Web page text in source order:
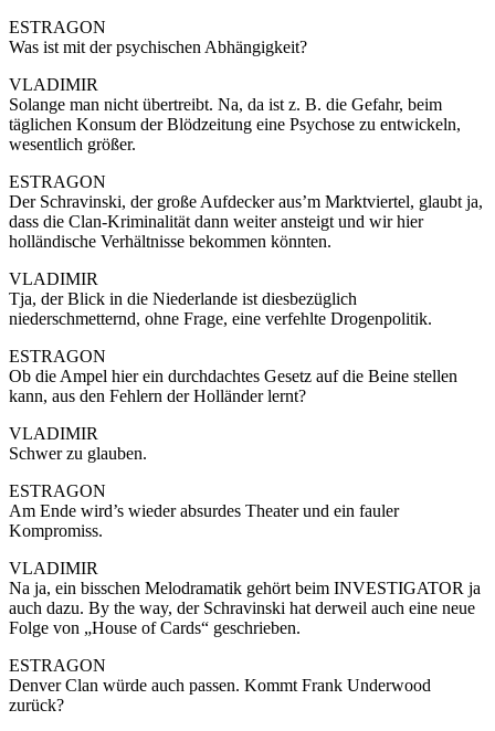
ESTRAGON
Was ist mit der psychischen Abhängigkeit?
VLADIMIR
Solange man nicht übertreibt. Na, da ist z. B. die Gefahr, beim
täglichen Konsum der Blödzeitung eine Psychose zu entwickeln,
wesentlich größer.
ESTRAGON
Der Schravinski, der große Aufdecker aus’m Marktviertel, glaubt ja,
dass die Clan-Kriminalität dann weiter ansteigt und wir hier
holländische Verhältnisse bekommen könnten.
VLADIMIR
Tja, der Blick in die Niederlande ist diesbezüglich
niederschmetternd, ohne Frage, eine verfehlte Drogenpolitik.
ESTRAGON
Ob die Ampel hier ein durchdachtes Gesetz auf die Beine stellen
kann, aus den Fehlern der Holländer lernt?
VLADIMIR
Schwer zu glauben.
ESTRAGON
Am Ende wird’s wieder absurdes Theater und ein fauler
Kompromiss.
VLADIMIR
Na ja, ein bisschen Melodramatik gehört beim INVESTIGATOR ja
auch dazu. By the way, der Schravinski hat derweil auch eine neue
Folge von „House of Cards“ geschrieben.
ESTRAGON
Denver Clan würde auch passen. Kommt Frank Underwood
zurück?